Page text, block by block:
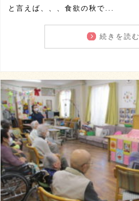
と言えば、、、食欲の秋で...
続きを読む